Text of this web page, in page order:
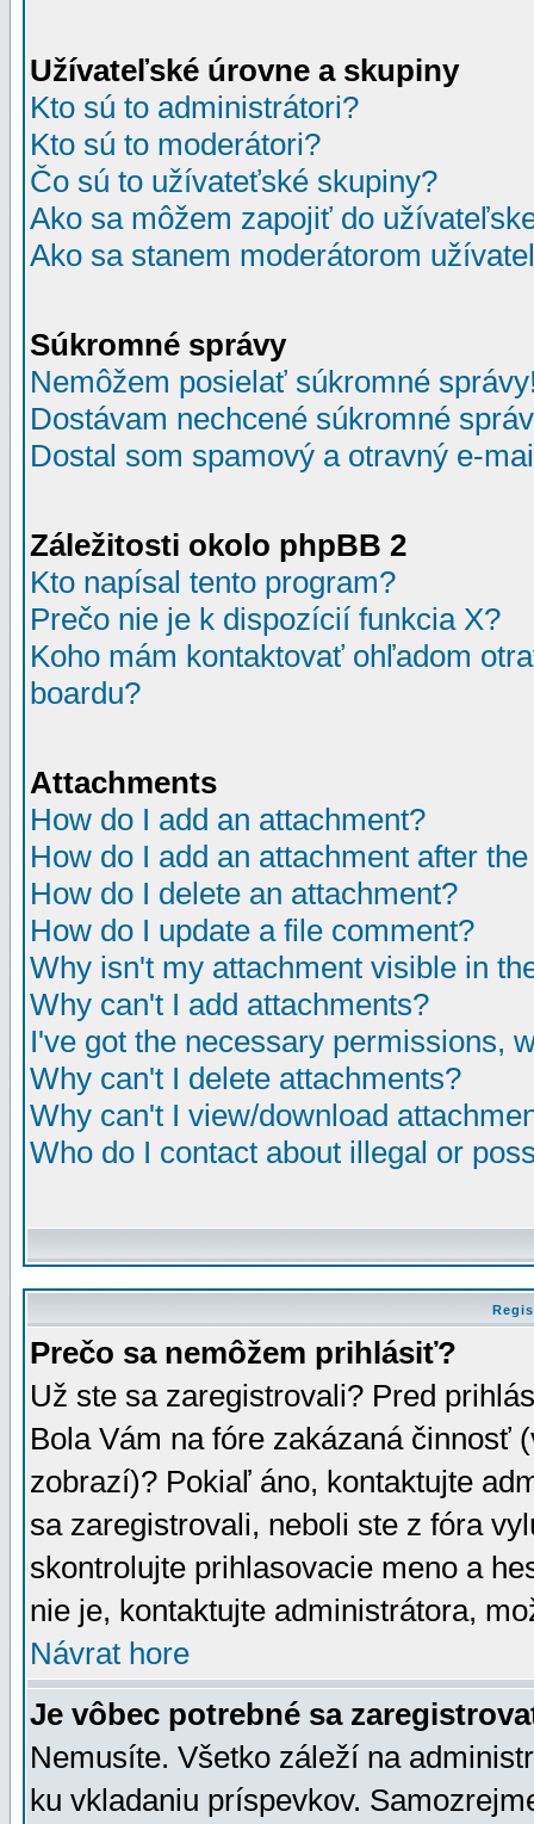
Užívateľské úrovne a skupiny
Kto sú to administrátori?
Kto sú to moderátori?
Čo sú to užívateťské skupiny?
Ako sa môžem zapojiť do
Ako sa stanem moderátorom
Súkromné správy
Nemôžem posielať súkromné
Dostávam nechcené súkromné
Dostal som spamový a otravný e-
Záležitosti okolo phpBB 2
Kto napísal tento program?
Prečo nie je k dispozícií funkcia X?
Koho mám kontaktovať ohľadom
boardu?
Attachments
How do I add an attachment?
How do I add an attachment after
How do I delete an attachment?
How do I update a file comment?
Why isn't my attachment visible in
Why can't I add attachments?
I've got the necessary permissions,
Why can't I delete attachments?
Why can't I view/download
Who do I contact about illegal or
Prečo sa nemôžem prihlásiť?
Už ste sa zaregistrovali? Pred
Bola Vám na fóre zakázaná činnosť
zobrazí)? Pokiaľ áno, kontaktujte
sa zaregistrovali, neboli ste z fóra
skontrolujte prihlasovacie meno a
nie je, kontaktujte administrátora,
Návrat hore
Je vôbec potrebné sa
Nemusíte. Všetko záleží na
ku vkladaniu príspevkov.